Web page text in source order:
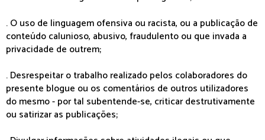
. O uso de linguagem ofensiva ou racista, ou a publicação de
conteúdo calunioso, abusivo, fraudulento ou que invada a
privacidade de outrem;
. Desrespeitar o trabalho realizado pelos colaboradores do
presente blogue ou os comentários de outros utilizadores
do mesmo - por tal subentende-se, criticar destrutivamente
ou satirizar as publicações;